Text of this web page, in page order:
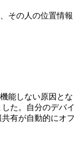
その人の位置情報
能しない原因とな
た。自分のデバイ
有が自動的にオフ